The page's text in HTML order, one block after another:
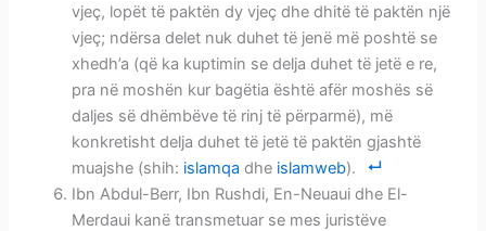
vjeç, lopët të paktën dy vjeç dhe dhitë të paktën një
vjeç; ndërsa delet nuk duhet të jenë më poshtë se
xhedh’a (që ka kuptimin se delja duhet të jetë e re,
pra në moshën kur bagëtia është afër moshës së
daljes së dhëmbëve të rinj të përparmë), më
konkretisht delja duhet të jetë të paktën gjashtë
muajshe (shih: islamqa dhe islamweb).
Ibn Abdul-Berr, Ibn Rushdi, En-Neuaui dhe El-
Merdaui kanë transmetuar se mes juristëve